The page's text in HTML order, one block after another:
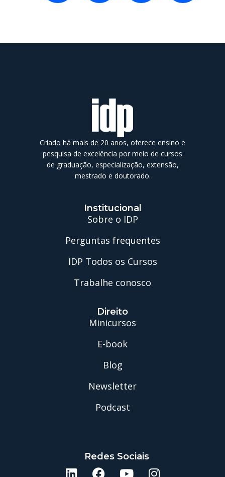
Criado há mais de 20 anos, oferece ensino e
pesquisa de excelência por meio de cursos
de graduação, especialização, extensão,
mestrado e doutorado.
Institucional
Sobre o IDP
Perguntas frequentes
IDP Todos os Cursos
Trabalhe conosco
Direito
Minicursos
E-book
Blog
Newsletter
Podcast
Redes Sociais